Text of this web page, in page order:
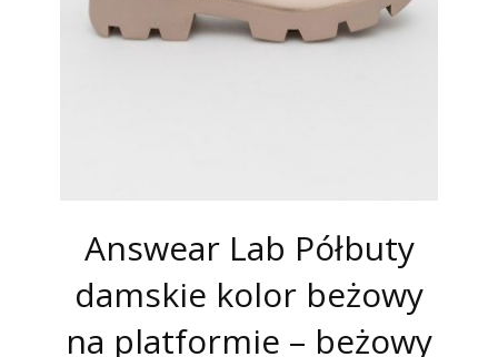
Answear Lab Półbuty
damskie kolor beżowy
na platformie – beżowy